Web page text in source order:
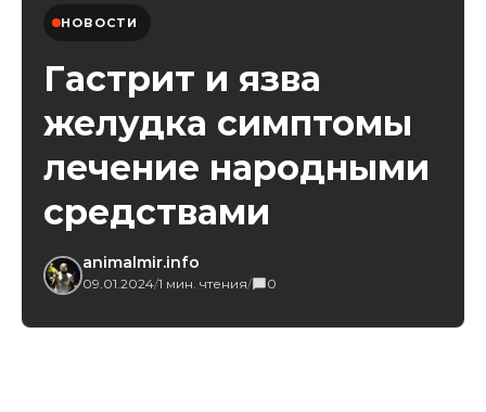
НОВОСТИ
Гастрит и язва
желудка симптомы
лечение народными
средствами
animalmir.info
09.01.2024/1 мин. чтения/ 0